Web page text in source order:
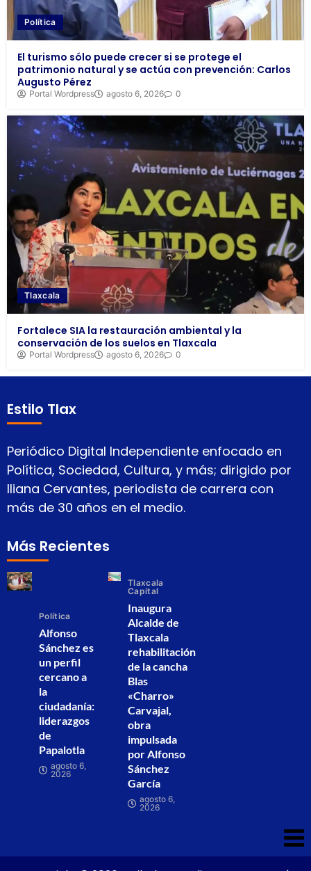
Política
El turismo sólo puede crecer si se protege el
patrimonio natural y se actúa con prevención: Carlos
Augusto Pérez
Portal Wordpress agosto 6, 2026 0
Tlaxcala
Fortalece SIA la restauración ambiental y la
conservación de los suelos en Tlaxcala
Portal Wordpress agosto 6, 2026 0
Estilo Tlax
Periódico Digital Independiente enfocado en
Política, Sociedad, Cultura, y más; dirigido por
Iliana Cervantes, periodista de carrera con
más de 30 años en el medio.
Más Recientes
Política
Alfonso
Sánchez es
un perfil
cercano a
la
ciudadanía:
liderazgos
de
Papalotla
agosto 6,
2026
Tlaxcala
Capital
Inaugura
Alcalde de
Tlaxcala
rehabilitación
de la cancha
Blas
«Charro»
Carvajal,
obra
impulsada
por Alfonso
Sánchez
García
agosto 6,
2026